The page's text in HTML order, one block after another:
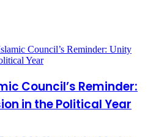
Council’s Reminder:
in the Political Year